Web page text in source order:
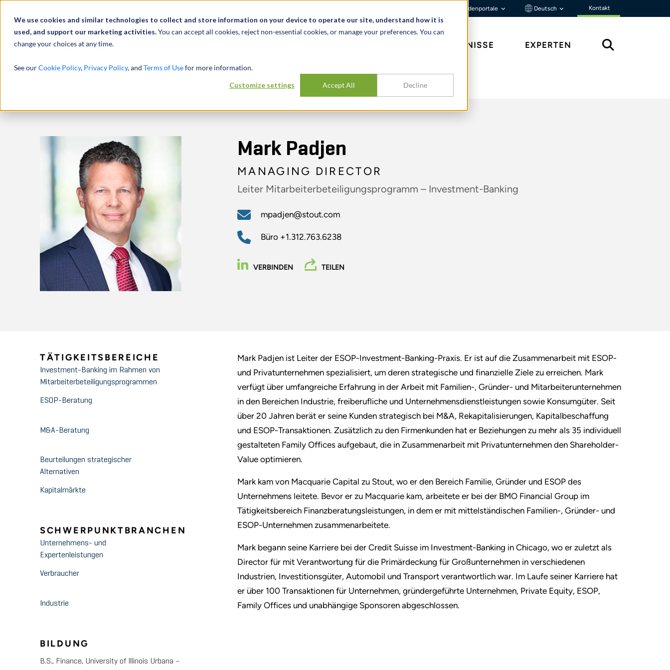
We use cookies and similar technologies to collect and store information on your device to operate our site, understand how it is
used, and support our marketing activities.You can accept all cookies, reject non-essential cookies, or manage your preferences. You can
change your choices at any time.
See ourCookie Policy, Privacy Policy, and Terms of Usefor more information.
Customize settings Accept All Decline
Kundenportale Deutsch Kontakt
ERKENNTNISSE EXPERTEN
Mark Padjen
MANAGING DIRECTOR
Leiter Mitarbeiterbeteiligungsprogramm – Investment-Banking
mpadjen@stout.com
Büro +1.312.763.6238
VERBINDEN TEILEN
Mark Padjen ist Leiter der ESOP-Investment-Banking-Praxis. Er ist auf die Zusammenarbeit mit ESOP-
und Privatunternehmen spezialisiert, um deren strategische und finanzielle Ziele zu erreichen. Mark
verfügt über umfangreiche Erfahrung in der Arbeit mit Familien-, Gründer- und Mitarbeiterunternehmen
in den Bereichen Industrie, freiberufliche und Unternehmensdienstleistungen sowie Konsumgüter. Seit
über 20 Jahren berät er seine Kunden strategisch bei M&A, Rekapitalisierungen, Kapitalbeschaffung
und ESOP-Transaktionen. Zusätzlich zu den Firmenkunden hat er Beziehungen zu mehr als 35 individuell
gestalteten Family Offices aufgebaut, die in Zusammenarbeit mit Privatunternehmen den Shareholder-
Value optimieren.
Mark kam von Macquarie Capital zu Stout, wo er den Bereich Familie, Gründer und ESOP des
Unternehmens leitete. Bevor er zu Macquarie kam, arbeitete er bei der BMO Financial Group im
Tätigkeitsbereich Finanzberatungsleistungen, in dem er mit mittelständischen Familien-, Gründer- und
ESOP-Unternehmen zusammenarbeitete.
Mark begann seine Karriere bei der Credit Suisse im Investment-Banking in Chicago, wo er zuletzt als
Director für mit Verantwortung für die Primärdeckung für Großunternehmen in verschiedenen
Industrien, Investitionsgüter, Automobil und Transport verantwortlich war. Im Laufe seiner Karriere hat
er über 100 Transaktionen für Unternehmen, gründergeführte Unternehmen, Private Equity, ESOP,
Family Offices und unabhängige Sponsoren abgeschlossen.
TÄTIGKEITSBEREICHE
Investment-Banking im Rahmen von
Mitarbeiterbeteiligungsprogrammen
ESOP-Beratung
M&A-Beratung
Beurteilungen strategischer
Alternativen
Kapitalmärkte
SCHWERPUNKTBRANCHEN
Unternehmens- und
Expertenleistungen
Verbraucher
Industrie
BILDUNG
B.S., Finance, University of Illinois Urbana –